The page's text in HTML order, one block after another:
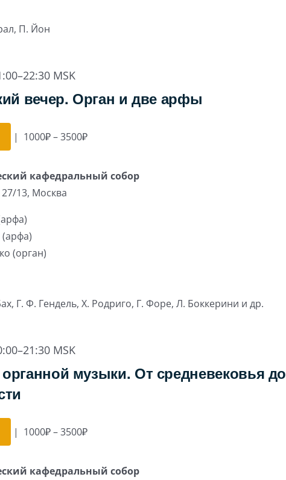
П. Йон
–22:30 MSK
вечер. Орган и две арфы
| 1000₽ – 3500₽
кафедральный собор
13, Москва
(орган)
Г. Ф. Гендель, Х. Родриго, Г. Форе, Л. Боккерини и др.
–21:30 MSK
музыки. От средневековья до
| 1000₽ – 3500₽
кафедральный собор